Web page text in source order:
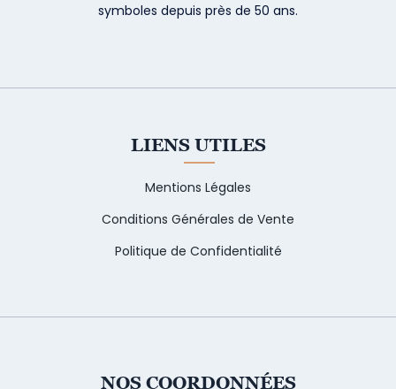
symboles depuis près de 50 ans.
LIENS UTILES
Mentions Légales
Conditions Générales de Vente
Politique de Confidentialité
NOS COORDONNÉES